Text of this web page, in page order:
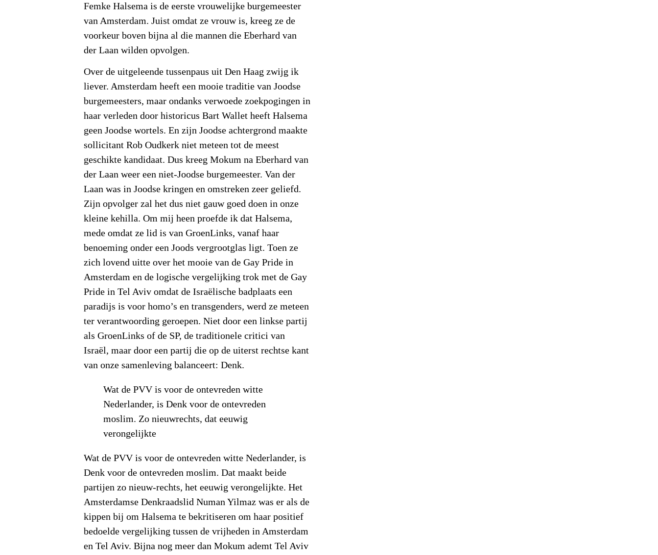
Femke Halsema is de eerste vrouwelijke burgemeester
van Amsterdam. Juist omdat ze vrouw is, kreeg ze de
voorkeur boven bijna al die mannen die Eberhard van
der Laan wilden opvolgen.
Over de uitgeleende tussenpaus uit Den Haag zwijg ik
liever. Amsterdam heeft een mooie traditie van Joodse
burgemeesters, maar ondanks verwoede zoekpogingen in
haar verleden door historicus Bart Wallet heeft Halsema
geen Joodse wortels. En zijn Joodse achtergrond maakte
sollicitant Rob Oudkerk niet meteen tot de meest
geschikte kandidaat. Dus kreeg Mokum na Eberhard van
der Laan weer een niet-Joodse burgemeester. Van der
Laan was in Joodse kringen en omstreken zeer geliefd.
Zijn opvolger zal het dus niet gauw goed doen in onze
kleine kehilla. Om mij heen proefde ik dat Halsema,
mede omdat ze lid is van GroenLinks, vanaf haar
benoeming onder een Joods vergrootglas ligt. Toen ze
zich lovend uitte over het mooie van de Gay Pride in
Amsterdam en de logische vergelijking trok met de Gay
Pride in Tel Aviv omdat de Israëlische badplaats een
paradijs is voor homo’s en transgenders, werd ze meteen
ter verantwoording geroepen. Niet door een linkse partij
als GroenLinks of de SP, de traditionele critici van
Israël, maar door een partij die op de uiterst rechtse kant
van onze samenleving balanceert: Denk.
Wat de PVV is voor de ontevreden witte
Nederlander, is Denk voor de ontevreden
moslim. Zo nieuwrechts, dat eeuwig
verongelijkte
Wat de PVV is voor de ontevreden witte Nederlander, is
Denk voor de ontevreden moslim. Dat maakt beide
partijen zo nieuw-rechts, het eeuwig verongelijkte. Het
Amsterdamse Denkraadslid Numan Yilmaz was er als de
kippen bij om Halsema te bekritiseren om haar positief
bedoelde vergelijking tussen de vrijheden in Amsterdam
en Tel Aviv. Bijna nog meer dan Mokum ademt Tel Aviv